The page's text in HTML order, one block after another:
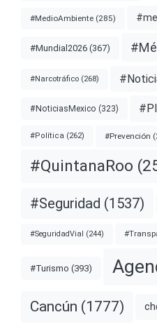
#MedioAmbiente (285)
#Mundial2026 (367)
#Narcotráfico (268)
#NoticiasMexico (323)
#Política (262) #Prevención
#QuintanaRoo
#Seguridad (1537)
#SeguridadVial (244)
#Turismo (393)
Cancún (1777)